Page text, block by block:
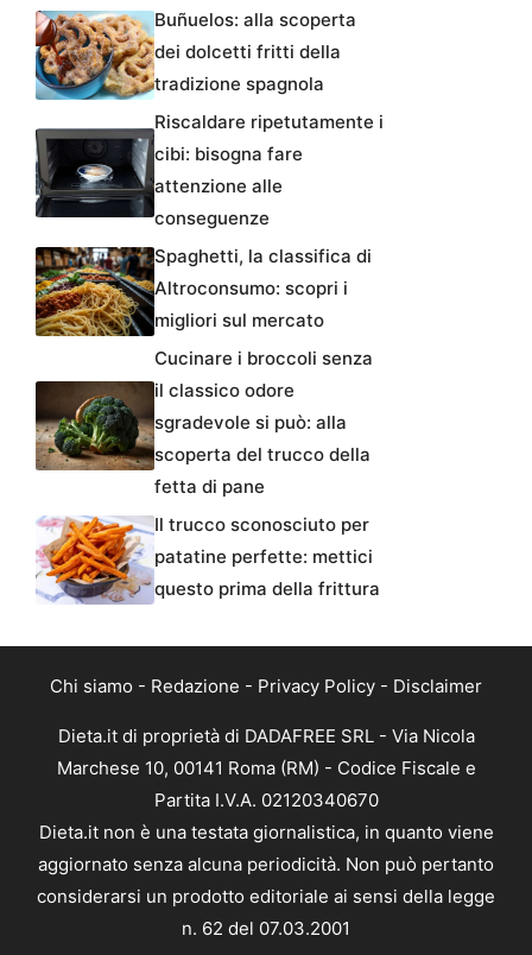
Buñuelos: alla scoperta
dei dolcetti fritti della
tradizione spagnola
Riscaldare ripetutamente i
cibi: bisogna fare
attenzione alle
conseguenze
Spaghetti, la classifica di
Altroconsumo: scopri i
migliori sul mercato
Cucinare i broccoli senza
il classico odore
sgradevole si può: alla
scoperta del trucco della
fetta di pane
Il trucco sconosciuto per
patatine perfette: mettici
questo prima della frittura
Chi siamo - Redazione - Privacy Policy - Disclaimer
Dieta.it di proprietà di DADAFREE SRL - Via Nicola
Marchese 10, 00141 Roma (RM) - Codice Fiscale e
Partita I.V.A. 02120340670
Dieta.it non è una testata giornalistica, in quanto viene
aggiornato senza alcuna periodicità. Non può pertanto
considerarsi un prodotto editoriale ai sensi della legge
n. 62 del 07.03.2001